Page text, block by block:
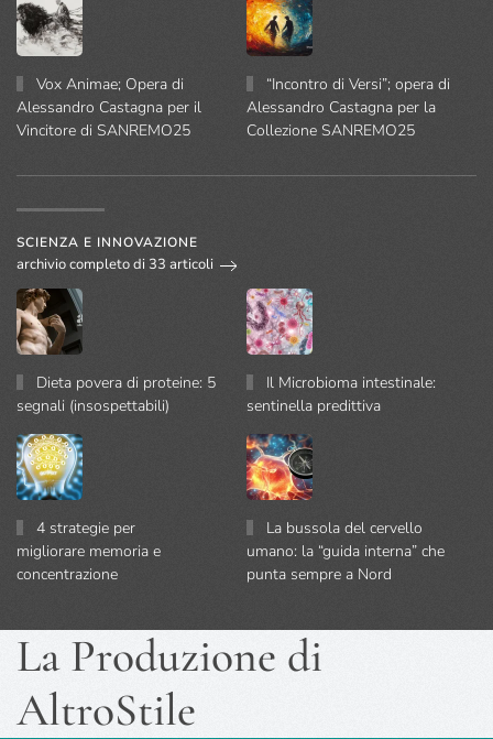
Vox Animae; Opera di
Alessandro Castagna per il
Vincitore di SANREMO25
“Incontro di Versi”; opera di
Alessandro Castagna per la
Collezione SANREMO25
SCIENZA E INNOVAZIONE
archivio completo di 33 articoli
Dieta povera di proteine: 5
segnali (insospettabili)
Il Microbioma intestinale:
sentinella predittiva
4 strategie per
migliorare memoria e
concentrazione
La bussola del cervello
umano: la “guida interna” che
punta sempre a Nord
La Produzione di
AltroStile